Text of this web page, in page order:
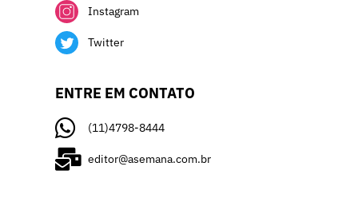
Instagram
Twitter
ENTRE EM CONTATO
(11)4798-8444
editor@asemana.com.br